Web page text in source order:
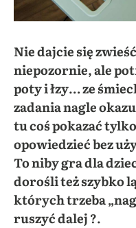
Nie dajcie się
niepozornie, ale
poty i łzy… ze
zadania nagle
tu coś pokazać
opowiedzieć bez
To niby gra dla
dorośli też szybko
których trzeba
ruszyć dalej ?.